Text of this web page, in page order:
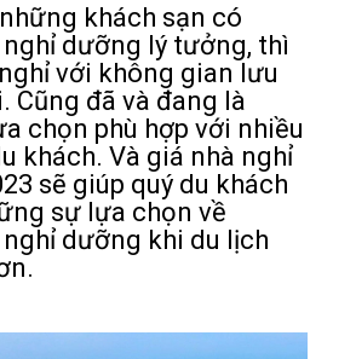
khách sạn có
dưỡng lý tưởng, thì
với không gian lưu
Cũng đã và đang là
chọn phù hợp với nhiều
khách. Và giá nhà nghỉ
sẽ giúp quý du khách
sự lựa chọn về
dưỡng khi du lịch